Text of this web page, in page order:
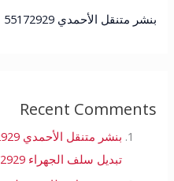
بنشر متنقل الأحمدي 55172929
Recent Comments
بنشر متنقل الأحمدي 55172929 - كراج متنقل الراشد
تبديل سلف الجهراء 55172929